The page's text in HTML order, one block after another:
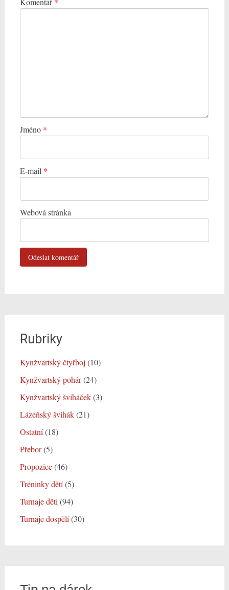
Jméno *
E-mail *
Webová stránka
Rubriky
Kynžvartský čtyřboj (10)
Kynžvartský pohár(24)
Kynžvartský šviháček(3)
Lázeňský švihák(21)
Ostatní(18)
Přebor(5)
Propozice(46)
Tréninky dětí(5)
Turnaje děti (94)
Turnaje dospělí(30)